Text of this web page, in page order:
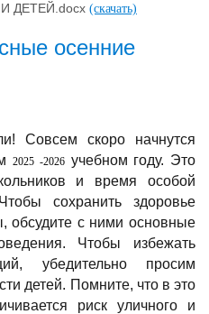
ДЕТЕЙ.docx (скачать)
осенние
Совсем скоро начнутся
2025 -2026 учебном году. Это
и время особой
сохранить здоровье
обсудите с ними основные
Чтобы избежать
убедительно просим
детей. Помните, что в это
риск уличного и